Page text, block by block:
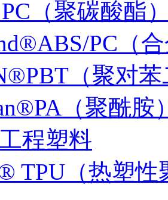
（聚碳酸酯
PC（
（聚对
（聚酰胺
程塑料
TPU（热塑